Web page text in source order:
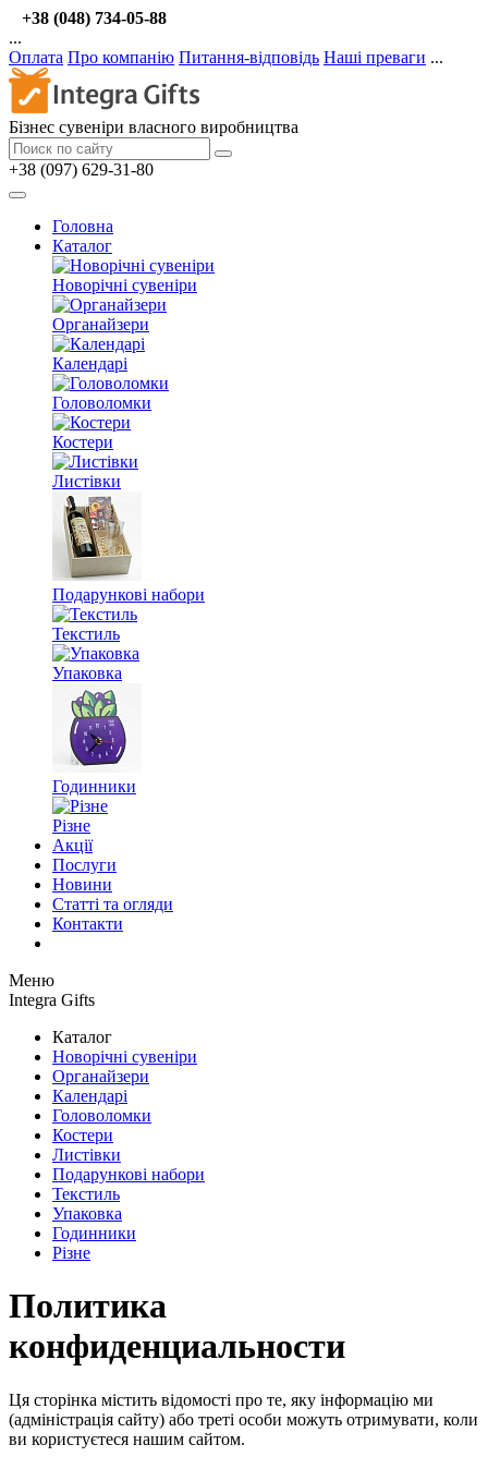
+38 (048) 734-05-88
...
Оплата Про компанію Питання-відповідь Наші преваги ...
Бізнес сувеніри власного виробництва
+38 (097) 629-31-80
Головна
Каталог
Новорічні сувеніри
Органайзери
Календарі
Головоломки
Костери
Листівки
Подарункові набори
Текстиль
Упаковка
Годинники
Різне
Акції
Послуги
Новини
Статті та огляди
Контакти
Меню
Integra Gifts
Каталог
Новорічні сувеніри
Органайзери
Календарі
Головоломки
Костери
Листівки
Подарункові набори
Текстиль
Упаковка
Годинники
Різне
Политика
конфиденциальности
Ця сторінка містить відомості про те, яку інформацію ми
(адміністрація сайту) або треті особи можуть отримувати, коли
ви користуєтеся нашим сайтом.